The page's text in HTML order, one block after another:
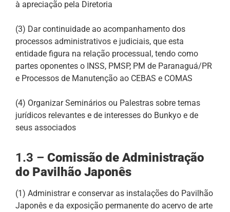
à apreciação pela Diretoria
(3) Dar continuidade ao acompanhamento dos
processos administrativos e judiciais, que esta
entidade figura na relação processual, tendo como
partes oponentes o INSS, PMSP, PM de Paranaguá/PR
e Processos de Manutenção ao CEBAS e COMAS
(4) Organizar Seminários ou Palestras sobre temas
jurídicos relevantes e de interesses do Bunkyo e de
seus associados
1.3 – Comissão de Administração
do Pavilhão Japonês
(1) Administrar e conservar as instalações do Pavilhão
Japonês e da exposição permanente do acervo de arte